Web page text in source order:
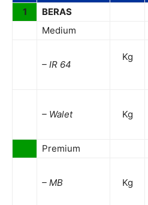
1
BERAS
Medium
– IR 64
Kg
– Walet Kg
Premium
– MB Kg